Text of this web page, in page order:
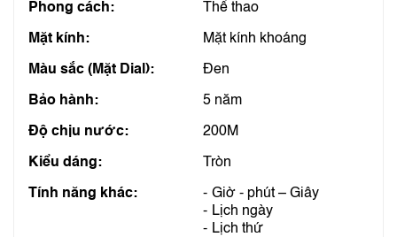
Phong cách: Thể thao
Mặt kính: Mặt kính khoáng
Màu sắc (Mặt Dial): Đen
Bảo hành: 5 năm
Độ chịu nước: 200M
Kiểu dáng: Tròn
Tính năng khác:
Giờ - phút – Giây
Lịch ngày
Lịch thứ